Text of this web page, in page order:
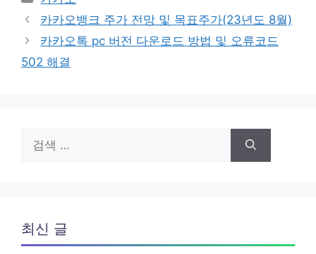
테
리
카카오뱅크 주가 전망 및 목표주가(23년도 8월)
카카오톡 pc 버전 다운로드 방법 및 오류코드
502 해결
색:
최신 글